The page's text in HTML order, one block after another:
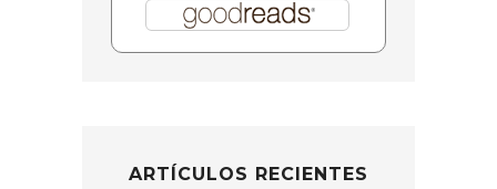
ARTÍCULOS RECIENTES